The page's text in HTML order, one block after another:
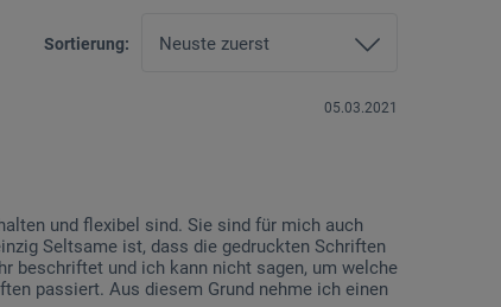
Sortierung:
05.03.2021
und flexibel sind. Sie sind für mich auch
Seltsame ist, dass die gedruckten Schriften
beschriftet und ich kann nicht sagen, um welche
passiert. Aus diesem Grund nehme ich einen